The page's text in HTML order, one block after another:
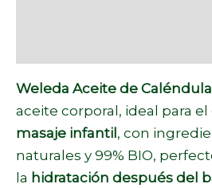
Weleda Aceite de
aceite corporal, ideal para el
masaje infantil, con
naturales y 99% BIO,
la hidratación después del